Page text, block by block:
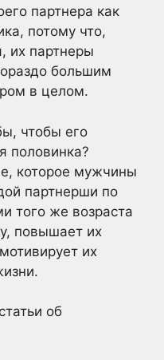
партнера как
потому что,
их партнеры
большим
в целом.
чтобы его
половинка?
которое мужчины
партнерши по
того же возраста
повышает их
их
об